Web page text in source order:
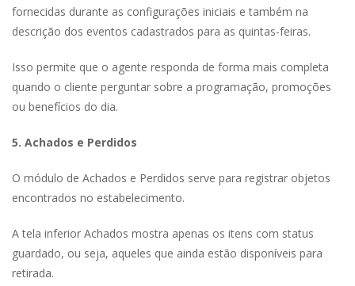
fornecidas durante as configurações iniciais e também na
descrição dos eventos cadastrados para as quintas-feiras.
Isso permite que o agente responda de forma mais completa
quando o cliente perguntar sobre a programação, promoções
ou benefícios do dia.
5. Achados e Perdido
O módulo de Achados e Perdidos serve para registrar objetos
encontrados no estabelecimento.
A tela inferior Achados mostra apenas os itens com status
guardado, ou seja, aqueles que ainda estão disponíveis para
retirada.